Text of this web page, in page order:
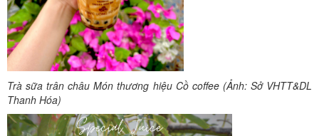
Trà sữa trân châu Món thương hiệu Cồ coffee (Ảnh: Sở VHTT&DL
Thanh Hóa)